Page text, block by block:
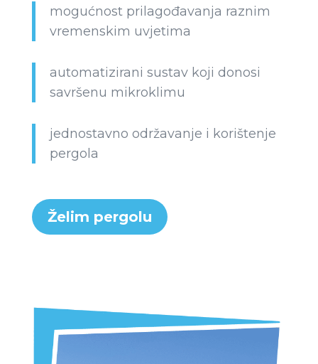
mogućnost prilagođavanja raznim
vremenskim uvjetima
automatizirani sustav koji donosi
savršenu mikroklimu
jednostavno održavanje i korištenje
pergola
Želim pergolu